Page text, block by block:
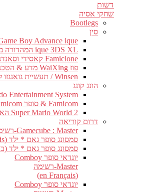
חדשות
משחקי אסיה
Bootlegs
סין
Boy Advance ique
ique 3DS XL המהדורה מריו
Famiclone קאסידי וסאנדנס קיד
פוז WaiXing מדע & הטכנולוגיה Co. בע"מ.
Winsen / תעשיית גואנגזו לי צ'נג & מסחר Co.
הונג קונג
Entertainment System
Famicom & סופר Famicom
Super Mario World 2 האי של יושי
דרום קוריאה
Gamecube : Master-רשימה קוריאנית !
סמסונג סופר גאם * ילד (en Français)
סמסונג סופר גאם * ילד
יונדאי סופר Comboy
Master-רשימה
(en Français)
יונדאי סופר Comboy